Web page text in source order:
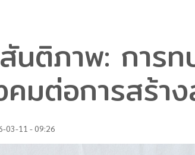
สันติภาพ: การ
คมต่อการสร้า
03-11 - 09:26